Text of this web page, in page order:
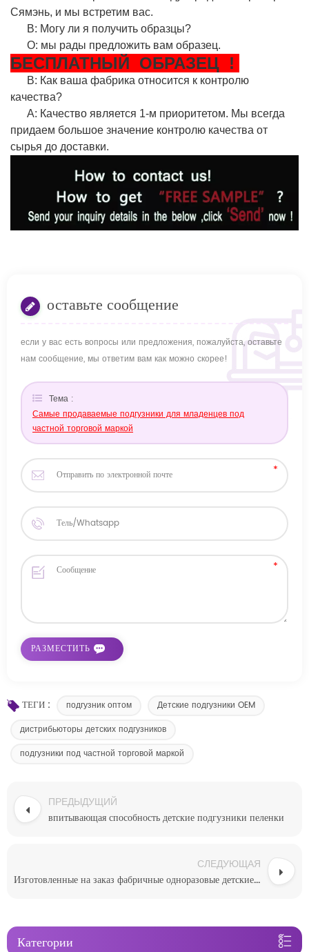
Сямэнь, и мы встретим вас.
В: Могу ли я получить образцы?
О: мы рады предложить вам образец.
БЕСПЛАТНЫЙ ОБРАЗЕЦ !
В: Как ваша фабрика относится к контролю
качества?
A: Качество является 1-м приоритетом. Мы всегда
придаем большое значение контролю качества от
сырья до доставки.
оставьте сообщение
если у вас есть вопросы или предложения, пожалуйста, оставьте
нам сообщение, мы ответим вам как можно скорее!
Тема :
Самые продаваемые подгузники для младенцев под
частной торговой маркой
ТЕГИ : подгузник оптом
Детские подгузники OEM
дистрибьюторы детских подгузников
подгузники под частной торговой маркой
ПРЕДЫДУЩИЙ
впитывающая способность детские подгузники пеленки
СЛЕДУЮЩАЯ
Изготовленные на заказ фабричные одноразовые детские подгузники
Категории